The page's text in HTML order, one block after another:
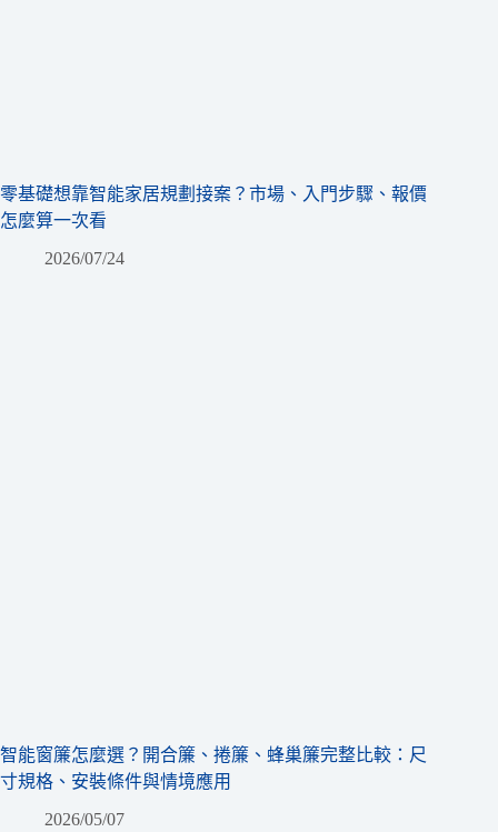
零基礎想靠智能家居規劃接案？市場、入門步驟、報價
怎麼算一次看
2026/07/24
智能窗簾怎麼選？開合簾、捲簾、蜂巢簾完整比較：尺
寸規格、安裝條件與情境應用
2026/05/07